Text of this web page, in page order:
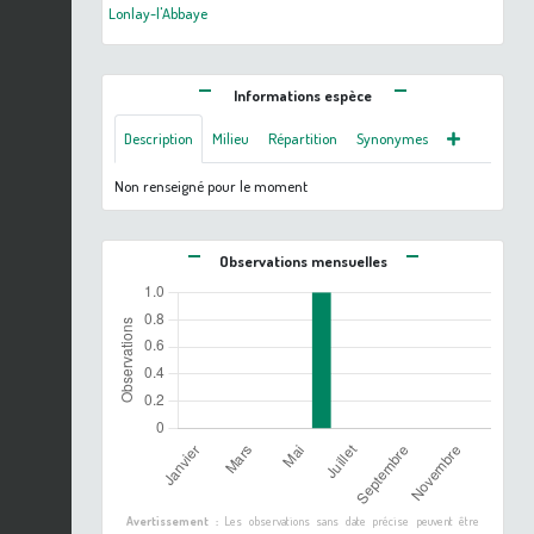
Lonlay-l'Abbaye
Informations espèce
Description Milieu Répartition Synonymes
Non renseigné pour le moment
Observations mensuelles
Avertissement :Les observations sans date précise peuvent être